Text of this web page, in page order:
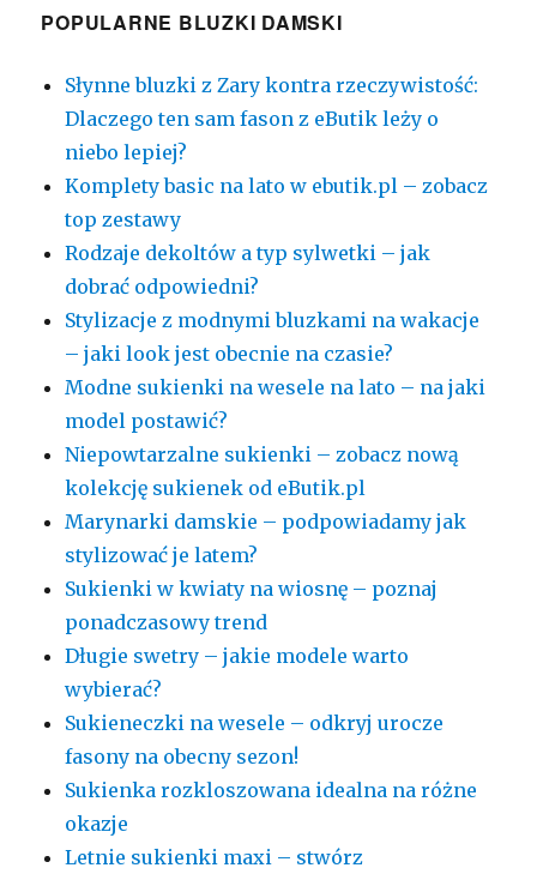
POPULARNE BLUZKI DAMSKI
Słynne bluzki z Zary kontra rzeczywistość:
Dlaczego ten sam fason z eButik leży o
niebo lepiej?
Komplety basic na lato w ebutik.pl – zobacz
top zestawy
Rodzaje dekoltów a typ sylwetki – jak
dobrać odpowiedni?
Stylizacje z modnymi bluzkami na wakacje
– jaki look jest obecnie na czasie?
Modne sukienki na wesele na lato – na jaki
model postawić?
Niepowtarzalne sukienki – zobacz nową
kolekcję sukienek od eButik.pl
Marynarki damskie – podpowiadamy jak
stylizować je latem?
Sukienki w kwiaty na wiosnę – poznaj
ponadczasowy trend
Długie swetry – jakie modele warto
wybierać?
Sukieneczki na wesele – odkryj urocze
fasony na obecny sezon!
Sukienka rozkloszowana idealna na różne
okazje
Letnie sukienki maxi – stwórz